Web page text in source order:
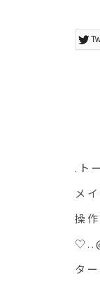
入
.ト
メ
操
タ